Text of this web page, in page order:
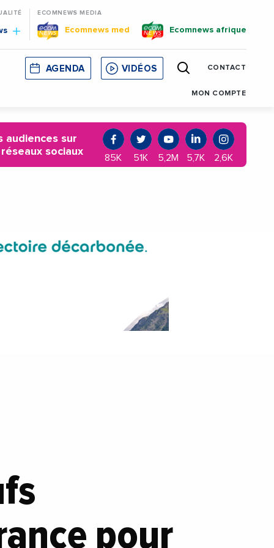
ECOMNEWS MEDIA
Ecomnews med Ecomnews afrique
CORSE MONACO CATALOGNE
AGENDA VIDÉOS CONTACT
MON COMPTE
audiences sur
sociaux
85K 51K 5,2M 5,7K 2,6K
pour